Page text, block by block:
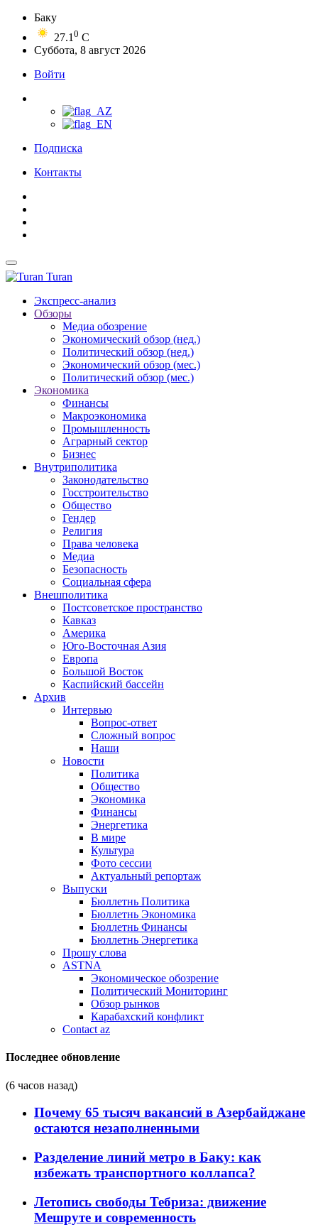
Баку
27.1 0 C
Суббота, 8 август 2026
Войти
Подписка
Контакты
Turan
Экспресс-анализ
Обзоры
Медиа обозрение
Экономический обзор (нед.)
Политический обзор (нед.)
Экономический обзор (мес.)
Политический обзор (мес.)
Экономика
Финансы
Макроэкономика
Промышленность
Аграрный сектор
Бизнес
Внутриполитика
Законодательство
Госстроительство
Общество
Гендер
Религия
Права человека
Медиа
Безопасность
Социальная сфера
Внешполитика
Постсоветское пространство
Кавказ
Америка
Юго-Восточная Азия
Европа
Большой Восток
Каспийский бассейн
Архив
Интервью
Вопрос-ответ
Сложный вопрос
Наши
Новости
Политика
Общество
Экономика
Финансы
Энергетика
В мире
Культура
Фото сессии
Актуальный репортаж
Выпуски
Бюллетнь Политика
Бюллетнь Экономика
Бюллетнь Финансы
Бюллетнь Энергетика
Прошу слова
ASTNA
Экономическое обозрение
Политический Мониторинг
Обзор рынков
Карабахский конфликт
Contact az
Последнее обновление
(6 часов назад)
Почему 65 тысяч вакансий в Азербайджане
остаются незаполненными
Разделение линий метро в Баку: как
избежать транспортного коллапса?
Летопись свободы Тебриза: движение
Мешруте и современность